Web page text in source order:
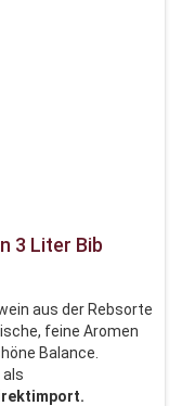
3 Liter Bib
aus der Rebsorte
feine Aromen
Balance.
als